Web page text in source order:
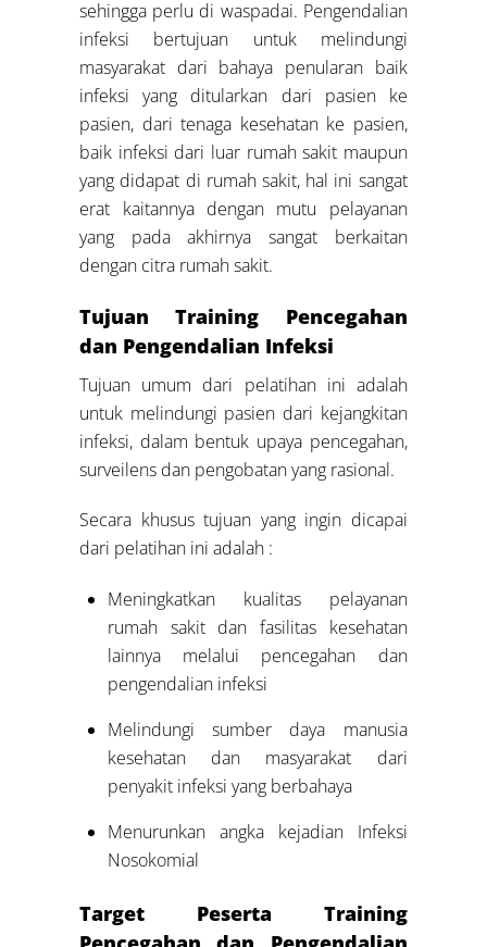
sehingga perlu di waspadai. Pengendalian
infeksi bertujuan untuk melindungi
masyarakat dari bahaya penularan baik
infeksi yang ditularkan dari pasien ke
pasien, dari tenaga kesehatan ke pasien,
baik infeksi dari luar rumah sakit maupun
yang didapat di rumah sakit, hal ini sangat
erat kaitannya dengan mutu pelayanan
yang pada akhirnya sangat berkaitan
dengan citra rumah sakit.
Tujuan Training Pencegahan
dan Pengendalian Infeksi
Tujuan umum dari pelatihan ini adalah
untuk melindungi pasien dari kejangkitan
infeksi, dalam bentuk upaya pencegahan,
surveilens dan pengobatan yang rasional.
Secara khusus tujuan yang ingin dicapai
dari pelatihan ini adalah :
Meningkatkan kualitas pelayanan
rumah sakit dan fasilitas kesehatan
lainnya melalui pencegahan dan
pengendalian infeksi
Melindungi sumber daya manusia
kesehatan dan masyarakat dari
penyakit infeksi yang berbahaya
Menurunkan angka kejadian Infeksi
Nosokomial
Target Peserta Training